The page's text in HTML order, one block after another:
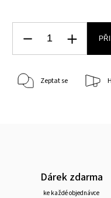
Zeptat se
Dárek zdarma
ke každé objednávce